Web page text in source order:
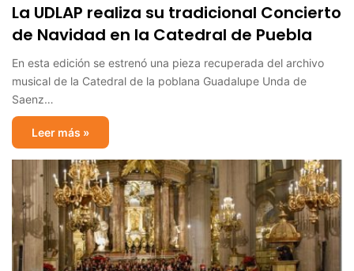
La UDLAP realiza su tradicional Concierto
de Navidad en la Catedral de Puebla
En esta edición se estrenó una pieza recuperada del archivo
musical de la Catedral de la poblana Guadalupe Unda de
Saenz…
Leer más »